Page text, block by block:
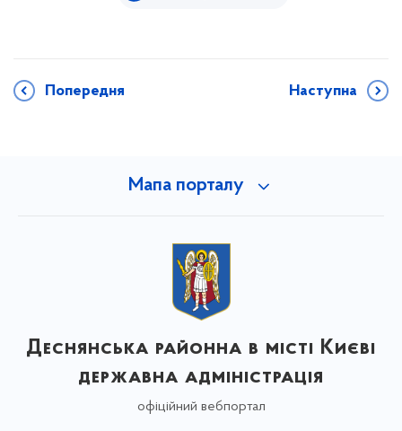
Попередня Наступна
Мапа порталу
Деснянська районна в місті Києві
державна адміністрація
офіційний вебпортал